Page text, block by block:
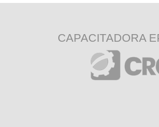
CAPACITADORA